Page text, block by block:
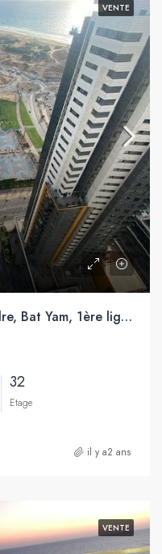
VENTE
Appartement 5 pièces à vendre, Bat Yam, 1ère ligne de mer
32
Etage
il y a2 ans
VENTE